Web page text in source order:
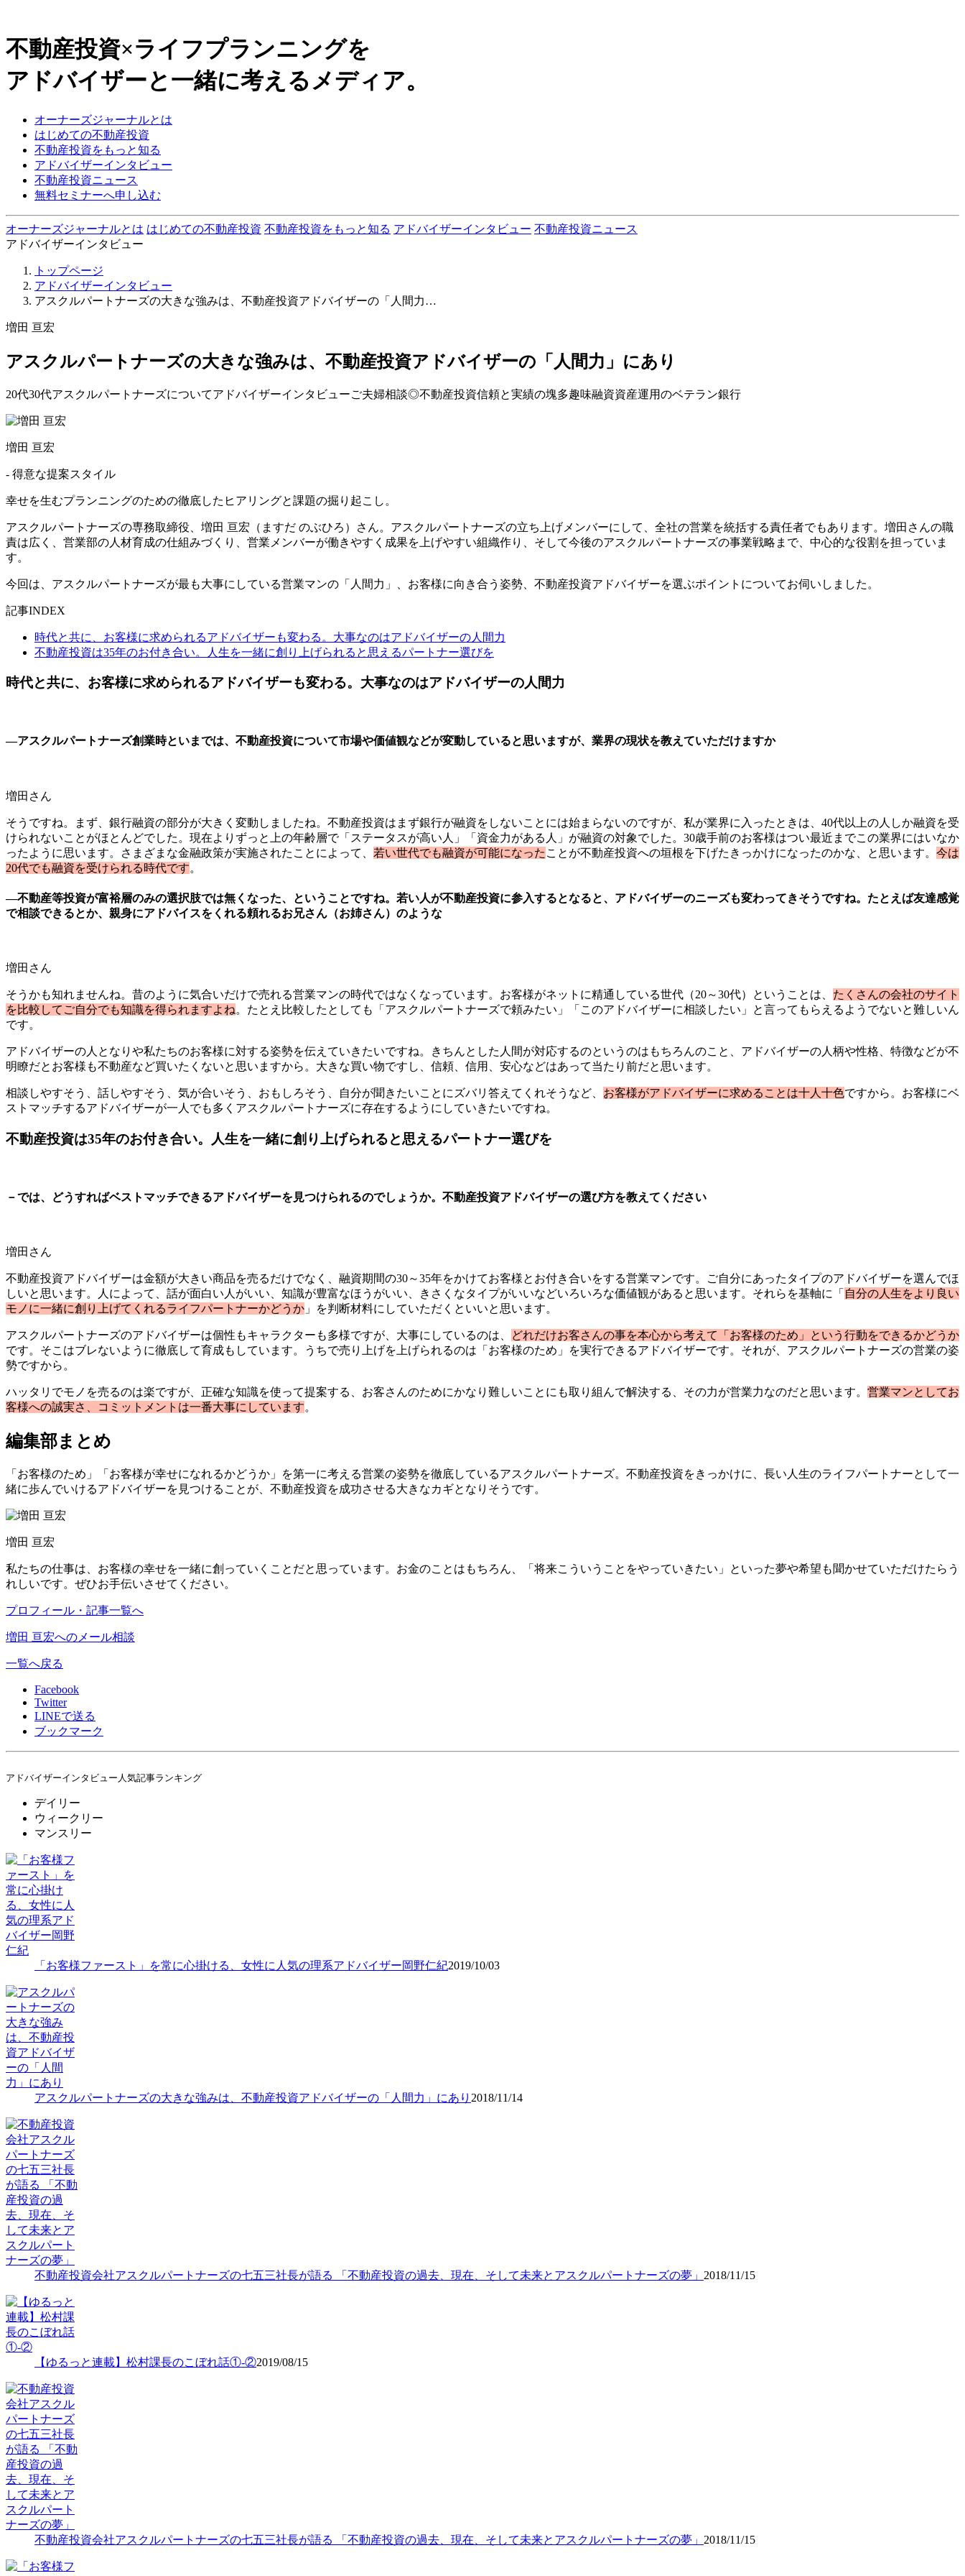
不動産投資×ライフプランニングを
アドバイザーと一緒に考えるメディア。
オーナーズジャーナルとは
はじめての不動産投資
不動産投資をもっと知る
アドバイザーインタビュー
不動産投資ニュース
無料セミナーへ申し込む
オーナーズジャーナルとは はじめての不動産投資 不動産投資をもっと知る アドバイザーインタビュー 不動産投資ニュース
アドバイザーインタビュー
トップページ
アドバイザーインタビュー
アスクルパートナーズの大きな強みは、不動産投資アドバイザーの「人間力…
増田 亘宏
アスクルパートナーズの大きな強みは、不動産投資アドバイザーの「人間力」にあり
20代30代アスクルパートナーズについてアドバイザーインタビューご夫婦相談◎不動産投資信頼と実績の塊多趣味融資資産運用のベテラン銀行
増田 亘宏
- 得意な提案スタイル
幸せを生むプランニングのための徹底したヒアリングと課題の掘り起こし。
アスクルパートナーズの専務取締役、増田 亘宏（ますだ のぶひろ）さん。アスクルパートナーズの立ち上げメンバーにして、全社の営業を統括する責任者でもあります。増田さんの職
責は広く、営業部の人材育成の仕組みづくり、営業メンバーが働きやすく成果を上げやすい組織作り、そして今後のアスクルパートナーズの事業戦略まで、中心的な役割を担っていま
す。
今回は、アスクルパートナーズが最も大事にしている営業マンの「人間力」、お客様に向き合う姿勢、不動産投資アドバイザーを選ぶポイントについてお伺いしました。
記事INDEX
時代と共に、お客様に求められるアドバイザーも変わる。大事なのはアドバイザーの人間力
不動産投資は35年のお付き合い。人生を一緒に創り上げられると思えるパートナー選びを
時代と共に、お客様に求められるアドバイザーも変わる。大事なのはアドバイザーの人間力
―アスクルパートナーズ創業時といまでは、不動産投資について市場や価値観などが変動していると思いますが、業界の現状を教えていただけますか
増田さん
そうですね。まず、銀行融資の部分が大きく変動しましたね。不動産投資はまず銀行が融資をしないことには始まらないのですが、私が業界に入ったときは、40代以上の人しか融資を受
けられないことがほとんどでした。現在よりずっと上の年齢層で「ステータスが高い人」「資金力がある人」が融資の対象でした。30歳手前のお客様はつい最近までこの業界にはいなか
ったように思います。さまざまな金融政策が実施されたことによって、 若い世代でも融資が可能になった ことが不動産投資への垣根を下げたきっかけになったのかな、と思います。 今は
20代でも融資を受けられる時代です。
―不動産等投資が富裕層のみの選択肢では無くなった、ということですね。若い人が不動産投資に参入するとなると、アドバイザーのニーズも変わってきそうですね。たとえば友達感覚
で相談できるとか、親身にアドバイスをくれる頼れるお兄さん（お姉さん）のような
増田さん
そうかも知れませんね。昔のように気合いだけで売れる営業マンの時代ではなくなっています。お客様がネットに精通している世代（20～30代）ということは、 たくさんの会社のサイト
を比較してご自分でも知識を得られますよね。たとえ比較したとしても「アスクルパートナーズで頼みたい」「このアドバイザーに相談したい」と言ってもらえるようでないと難しいん
です。
アドバイザーの人となりや私たちのお客様に対する姿勢を伝えていきたいですね。きちんとした人間が対応するのというのはもちろんのこと、アドバイザーの人柄や性格、特徴などが不
明瞭だとお客様も不動産など買いたくないと思いますから。大きな買い物ですし、信頼、信用、安心などはあって当たり前だと思います。
相談しやすそう、話しやすそう、気が合いそう、おもしろそう、自分が聞きたいことにズバリ答えてくれそうなど、 お客様がアドバイザーに求めることは十人十色ですから。お客様にベ
ストマッチするアドバイザーが一人でも多くアスクルパートナーズに存在するようにしていきたいですね。
不動産投資は35年のお付き合い。人生を一緒に創り上げられると思えるパートナー選びを
－では、どうすればベストマッチできるアドバイザーを見つけられるのでしょうか。不動産投資アドバイザーの選び方を教えてください
増田さん
不動産投資アドバイザーは金額が大きい商品を売るだけでなく、融資期間の30～35年をかけてお客様とお付き合いをする営業マンです。ご自分にあったタイプのアドバイザーを選んでほ
しいと思います。人によって、話が面白い人がいい、知識が豊富なほうがいい、きさくなタイプがいいなどいろいろな価値観があると思います。それらを基軸に「 自分の人生をより良い
モノに一緒に創り上げてくれるライフパートナーかどうか 」を判断材料にしていただくといいと思います。
アスクルパートナーズのアドバイザーは個性もキャラクターも多様ですが、大事にしているのは、
どれだけお客さんの事を本心から考えて「お客様のため」という行動をできるかどうか
です。そこはブレないように徹底して育成もしています。うちで売り上げを上げられるのは「お客様のため」を実行できるアドバイザーです。それが、アスクルパートナーズの営業の姿
勢ですから。
ハッタリでモノを売るのは楽ですが、正確な知識を使って提案する、お客さんのためにかなり難しいことにも取り組んで解決する、その力が営業力なのだと思います。 営業マンとしてお
客様への誠実さ、コミットメントは一番大事にしています。
編集部まとめ
「お客様のため」「お客様が幸せになれるかどうか」を第一に考える営業の姿勢を徹底しているアスクルパートナーズ。不動産投資をきっかけに、長い人生のライフパートナーとして一
緒に歩んでいけるアドバイザーを見つけることが、不動産投資を成功させる大きなカギとなりそうです。
増田 亘宏
私たちの仕事は、お客様の幸せを一緒に創っていくことだと思っています。お金のことはもちろん、「将来こういうことをやっていきたい」といった夢や希望も聞かせていただけたらう
れしいです。ぜひお手伝いさせてください。
プロフィール・記事一覧へ
増田 亘宏へのメール相談
一覧へ戻る
Facebook
Twitter
LINEで送る
ブックマーク
アドバイザーインタビュー人気記事ランキング
デイリー
ウィークリー
マンスリー
「お客様ファースト」を常に心掛ける、女性に人気の理系アドバイザー岡野仁紀2019/10/03
アスクルパートナーズの大きな強みは、不動産投資アドバイザーの「人間力」にあり 2018/11/14
不動産投資会社アスクルパートナーズの七五三社長が語る 「不動産投資の過去、現在、そして未来とアスクルパートナーズの夢」 2018/11/15
【ゆるっと連載】松村課長のこぼれ話①-②2019/08/15
不動産投資会社アスクルパートナーズの七五三社長が語る 「不動産投資の過去、現在、そして未来とアスクルパートナーズの夢」 2018/11/15